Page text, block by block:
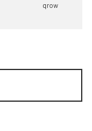
qrow